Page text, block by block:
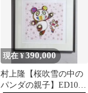
現在 ¥390,000
村上隆【桜吹雪の中の
パンダの親子】ED100